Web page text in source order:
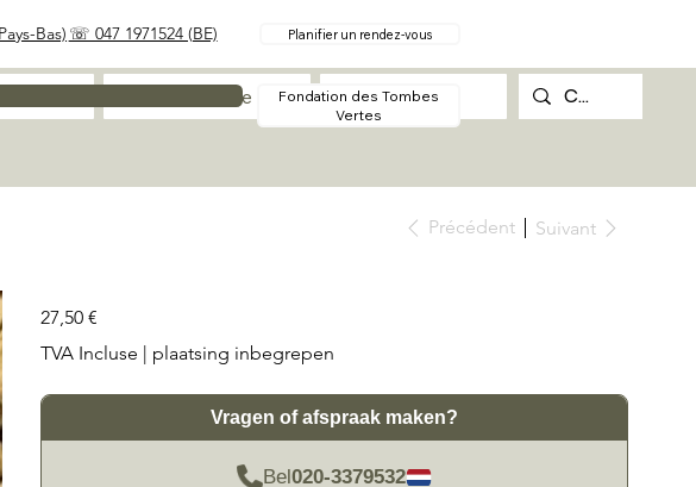
Procédure Contact
Fondation des Tombes
Vertes
Bas) ☏ 047 1971524 (BE) Planifier un rendez-vous
Précédent Suivant
Prix
27,50 €
TVA Incluse | plaatsing inbegrepen
Vragen of afspraak maken?
Bel020-3379532